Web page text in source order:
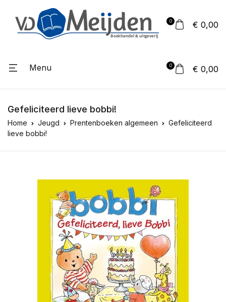
0 € 0,00
Menu 0 € 0,00
Gefeliciteerd lieve bobbi!
Home Jeugd Prentenboeken algemeen
Gefeliciteerd
lieve bobbi!